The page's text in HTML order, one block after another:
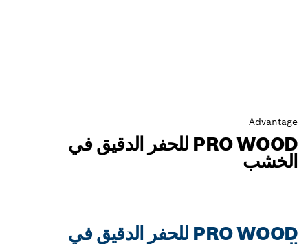
PRO WOOD للحفر الدقيق في
PRO WOOD للحفر الدقيق في